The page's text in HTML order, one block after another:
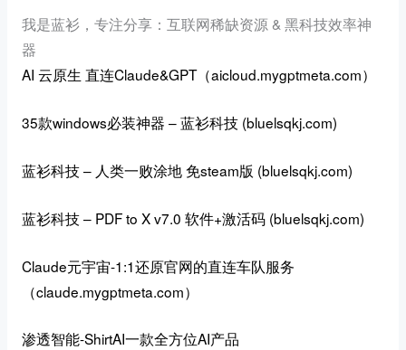
我是蓝衫，专注分享：互联网稀缺资源 & 黑科技效率神
器
AI 云原生 直连Claude&GPT（aicloud.mygptmeta.com）
35款windows必装神器 – 蓝衫科技 (bluelsqkj.com)
蓝衫科技 – 人类一败涂地 免steam版 (bluelsqkj.com)
蓝衫科技 – PDF to X v7.0 软件+激活码 (bluelsqkj.com)
Claude元宇宙-1:1还原官网的直连车队服务
（claude.mygptmeta.com）
渗透智能-ShirtAI一款全方位AI产品